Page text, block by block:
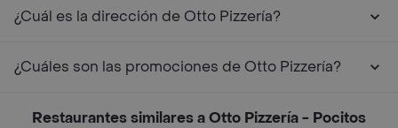
¿Cuál es la dirección de Otto Pizzería?
¿Cuáles son las promociones de Otto Pizzería?
Restaurantes similares a Otto Pizzería - Pocitos